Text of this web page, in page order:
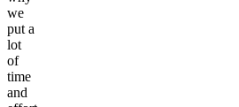
we
put a
lot
of
time
and